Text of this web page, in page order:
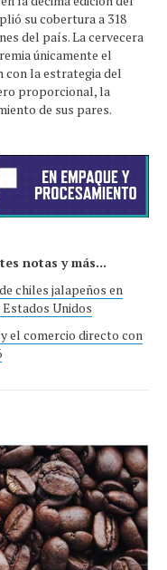
su cobertura a 318
del país. La cervecera
únicamente el
con la estrategia del
proporcional, la
de sus pares.
notas y más...
chiles jalapeños en
Unidos
el comercio directo con